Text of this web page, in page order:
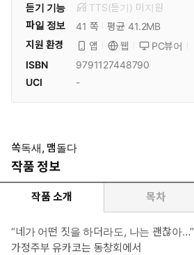
듣기 기능
TTS(듣기) 미 지원
파일 정보
41 쪽
평균 41.2MB
지원 환경
앱 웹 PC뷰어
ISBN
9791127448790
UCI
-
쏙독새, 맴돌다
작품 정보
작품 소개 목차
“네가 어떤 짓을 하더라도, 나는 괜찮아…”
가정주부 유카코는 동창회에서